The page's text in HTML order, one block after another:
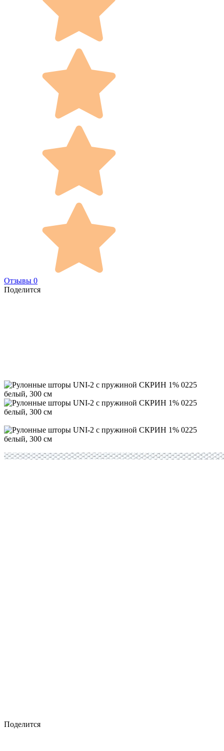
Отзывы 0
Поделится
Поделится